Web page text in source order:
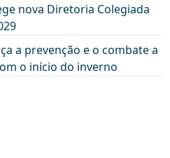
nova Diretoria Colegiada
a prevenção e o combate a
o início do inverno